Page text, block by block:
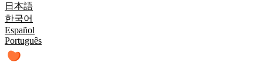
日本語
한국어
Español
Português